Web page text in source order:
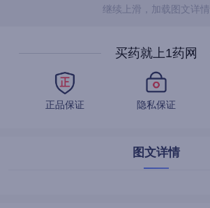
继续上滑，加载图文详情
买药就上1药网
正品保证 隐私保证
图文详情